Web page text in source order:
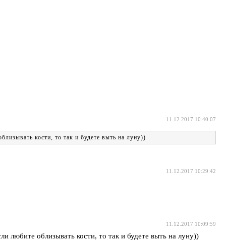
11.12.2017 10:40:07
кости, то так и будете выть на луну))
11.12.2017 10:29:42
11.12.2017 10:09:59
любите облизывать кости, то так и будете выть на луну))